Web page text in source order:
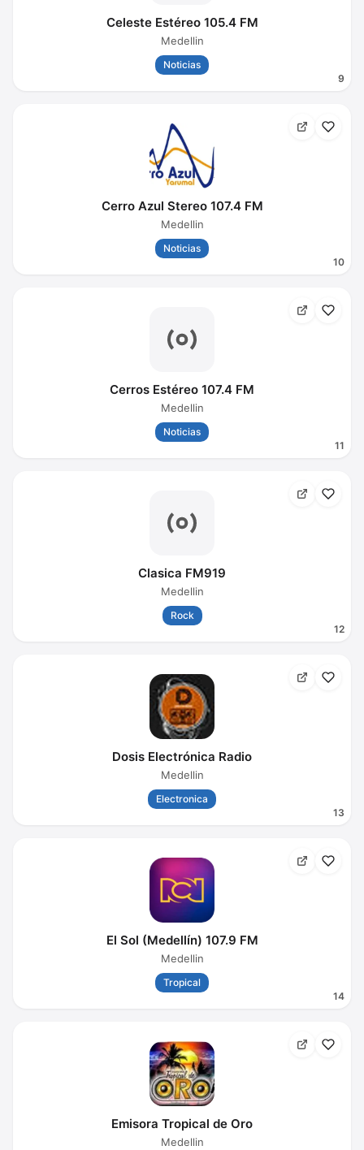
9
Celeste Estéreo 105.4 FM
Medellin
Noticias
10
Cerro Azul Stereo 107.4 FM
Medellin
Noticias
11
Cerros Estéreo 107.4 FM
Medellin
Noticias
12
Clasica FM919
Medellin
Rock
13
Dosis Electrónica Radio
Medellin
Electronica
14
El Sol (Medellín) 107.9 FM
Medellin
Tropical
Emisora Tropical de Oro
Medellin